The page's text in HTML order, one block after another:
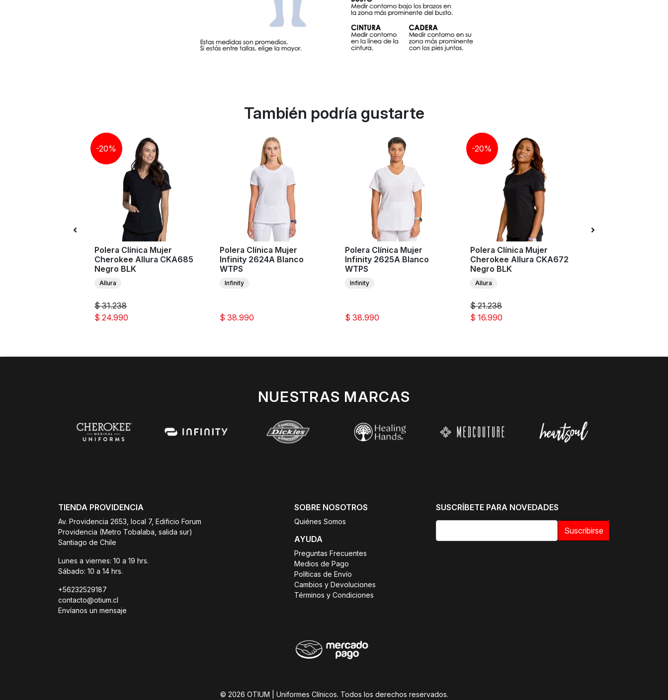
También podría gustarte
-20%
Polera Clínica Mujer
Cherokee Allura CKA685
Negro BLK
Allura
$ 31.238
$ 24.990
Polera Clínica Mujer
Infinity 2624A Blanco
WTPS
Infinity
$ 38.990
Polera Clínica Mujer
Infinity 2625A Blanco
WTPS
Infinity
$ 38.990
-20%
Polera Clínica Mujer
Cherokee Allura CKA672
Negro BLK
Allura
$ 21.238
$ 16.990
NUESTRAS MARCAS
TIENDA PROVIDENCIA
Av. Providencia 2653, local 7, Edificio Forum
Providencia (Metro Tobalaba, salida sur)
Santiago de Chile
Lunes a viernes: 10 a 19 hrs.
Sábado: 10 a 14 hrs.
+56232529187
contacto@otium.cl
Envíanos un mensaje
SOBRE NOSOTROS
Quiénes Somos
AYUDA
Preguntas Frecuentes
Medios de Pago
Políticas de Envío
Cambios y Devoluciones
Términos y Condiciones
SUSCRÍBETE PARA NOVEDADES
Suscribirse
© 2026 OTIUM | Uniformes Clínicos. Todos los derechos reservados.